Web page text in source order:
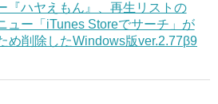
『ハヤえもん』、再生リストの
ュー「iTunes Storeでサーチ」が
め削除したWindows版ver.2.77β9